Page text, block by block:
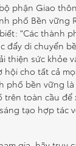
phận Giao
phố Bền vững
"Các thành
đẩy di chuyển
thiện sức khỏe
hội cho tất cả
phố bền vững
trên toàn cầu để
tạo hợp tác